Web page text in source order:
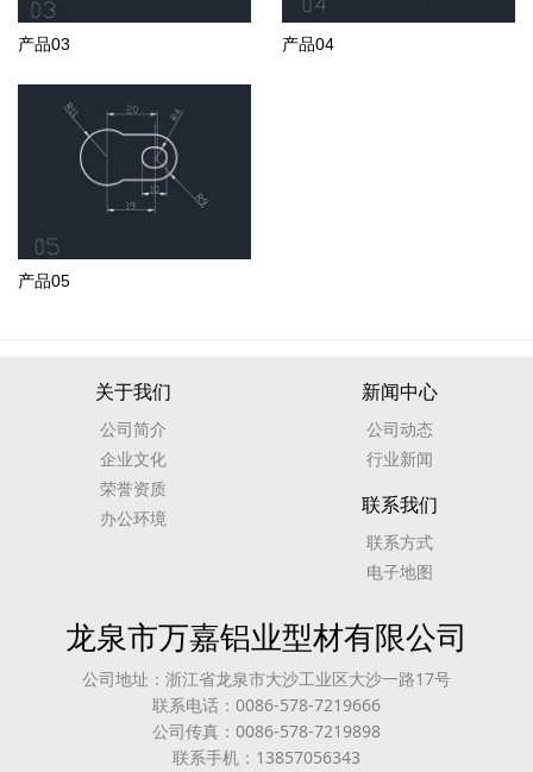
产品03 产品04
产品05
关于我们
公司简介
企业文化
荣誉资质
办公环境
新闻中心
公司动态
行业新闻
联系我们
联系方式
电子地图
龙泉市万嘉铝业型材有限公司
公司地址：浙江省龙泉市大沙工业区大沙一路17号
联系电话：0086-578-7219666
公司传真：0086-578-7219898
联系手机：13857056343